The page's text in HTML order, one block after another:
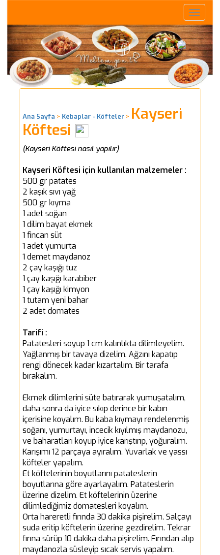
Toggle
Ana Sayfa > Kebaplar - Köfteler > Kayseri
Köftesi
(Kayseri Köftesi nasıl yapılır)
Kayseri Köftesi için kullanılan malzemeler :
500 gr patates
2 kaşık sıvı yağ
500 gr kıyma
1 adet soğan
1 dilim bayat ekmek
1 fincan süt
1 adet yumurta
1 demet maydanoz
2 çay kaşığı tuz
1 çay kaşığı karabiber
1 çay kaşığı kimyon
1 tutam yeni bahar
2 adet domates
Tarifi :
Patatesleri soyup 1 cm kalınlıkta dilimleyelim.
Yağlanmış bir tavaya dizelim. Ağzını kapatıp
rengi dönecek kadar kızartalım. Bir tarafa
bırakalım.
Ekmek dilimlerini süte batırarak yumuşatalım,
daha sonra da iyice sıkıp derince bir kabın
içerisine koyalım. Bu kaba kıymayı rendelenmiş
soğanı, yumurtayı, incecik kıyılmış maydanozu,
ve baharatları koyup iyice karıştırıp, yoğuralım.
Karışımı 12 parçaya ayıralım. Yuvarlak ve yassı
köfteler yapalım.
Et köftelerinin boyutlarını patateslerin
boyutlarına göre ayarlayalım. Patateslerin
üzerine dizelim. Et köftelerinin üzerine
dilimlediğimiz domatesleri koyalım.
Orta hareretli fırında 30 dakika pişirelim. Salçayı
suda eritip köftelerin üzerine gezdirelim. Tekrar
fırına sürüp 10 dakika daha pişirelim. Fırından alıp
maydanozla süsleyip sıcak servis yapalım.